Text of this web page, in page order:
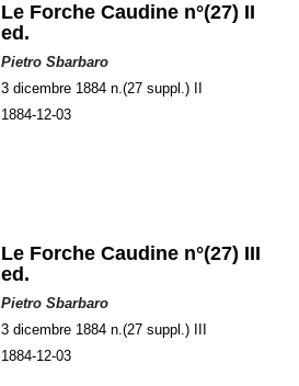
Le Forche Caudine n°(27) II
ed.
Pietro Sbarbaro
3 dicembre 1884 n.(27 suppl.) II
1884-12-03
Le Forche Caudine n°(27) III
ed.
Pietro Sbarbaro
3 dicembre 1884 n.(27 suppl.) III
1884-12-03